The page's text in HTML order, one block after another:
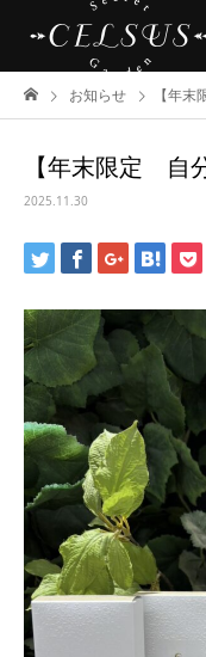
お知らせ 【年
【年末限定 自
2025.11.30